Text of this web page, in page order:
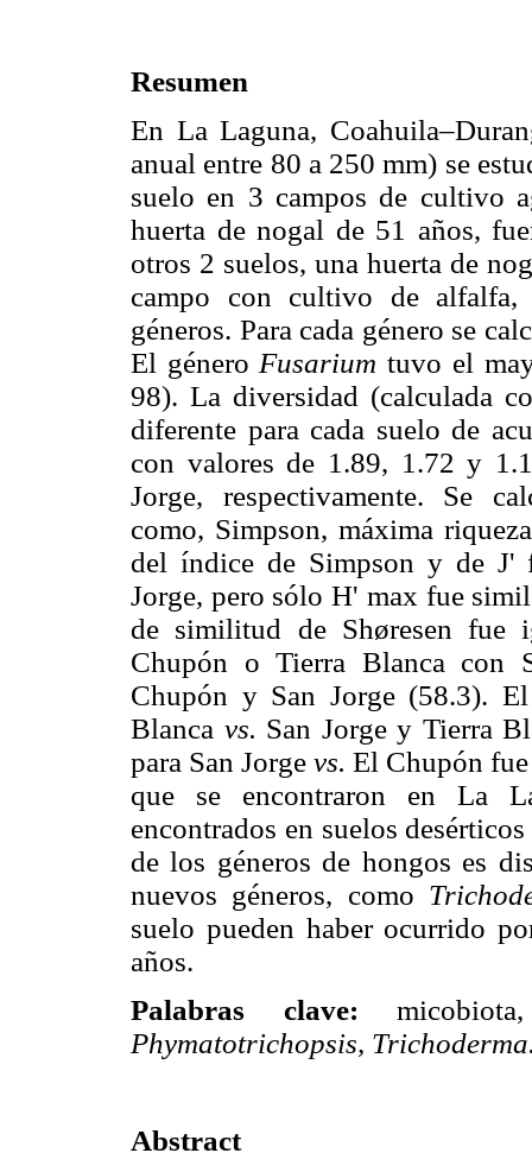
Resumen
En La Laguna,
anual entre 80 a 250 mm) se
suelo en 3 campos de cultivo
huerta de nogal de 51 años,
otros 2 suelos, una huerta de
campo con cultivo de alfalfa,
géneros. Para cada género se
El género Fusariumtuvo el
98). La diversidad (calculada
diferente para cada suelo de
con valores de 1.89, 1.72 y
Jorge, respectivamente. Se
como, Simpson, máxima
del índice de Simpson y de J'
Jorge, pero sólo H' max fue
de similitud de Shøresen fue
Chupón o Tierra Blanca con
Chupón y San Jorge (58.3).
Blanca vs. San Jorge y Tierra
para San Jorgevs.El Chupón
que se encontraron en La
encontrados en suelos
de los géneros de hongos es
nuevos géneros, como
suelo pueden haber ocurrido
años.
Palabras clave:
Phymatotrichopsis,
Abstract